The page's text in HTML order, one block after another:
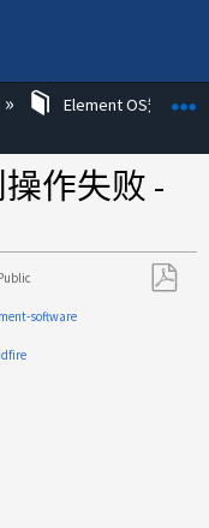
Element OS知识库
作失败 -
software